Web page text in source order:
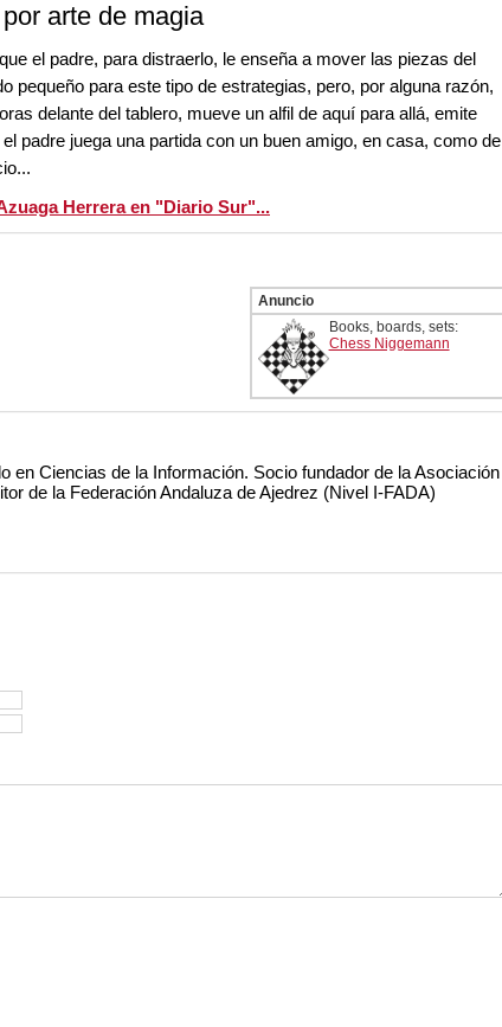
arte de magia
el padre, para distraerlo, le enseña a mover las piezas del
pequeño para este tipo de estrategias, pero, por alguna razón,
delante del tablero, mueve un alfil de aquí para allá, emite
padre juega una partida con un buen amigo, en casa, como de
Herrera en "Diario Sur"...
Anuncio
Books, boards, sets:
Chess Niggemann
en Ciencias de la Información. Socio fundador de la Asociación
de la Federación Andaluza de Ajedrez (Nivel I-FADA)